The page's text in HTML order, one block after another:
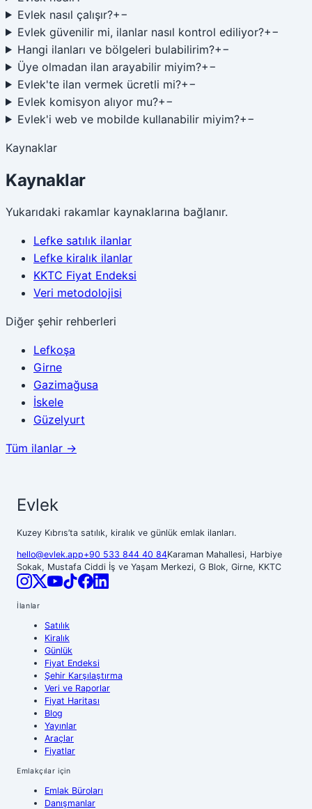
Evlek nasıl çalışır?+−
Evlek güvenilir mi, ilanlar nasıl kontrol ediliyor?+−
Hangi ilanları ve bölgeleri bulabilirim?+−
Üye olmadan ilan arayabilir miyim?+−
Evlek'te ilan vermek ücretli mi?+−
Evlek komisyon alıyor mu?+−
Evlek'i web ve mobilde kullanabilir miyim?+−
Kaynaklar
Kaynaklar
Yukarıdaki rakamlar kaynaklarına bağlanır.
Lefke satılık ilanlar
Lefke kiralık ilanlar
KKTC Fiyat Endeksi
Veri metodolojisi
Diğer şehir rehberleri
Lefkoşa
Girne
Gazimağusa
İskele
Güzelyurt
Tüm ilanlar →
Evlek
Kuzey Kıbrıs’ta satılık, kiralık ve günlük emlak ilanları.
hello@evlek.app+90 533 844 40 84Karaman Mahallesi, Harbiye
Sokak, Mustafa Ciddi İş ve Yaşam Merkezi, G Blok, Girne, KKTC
İlanlar
Satılık
Kiralık
Günlük
Fiyat Endeksi
Şehir Karşılaştırma
Veri ve Raporlar
Fiyat Haritası
Blog
Yayınlar
Araçlar
Fiyatlar
Emlakçılar için
Emlak Büroları
Danışmanlar